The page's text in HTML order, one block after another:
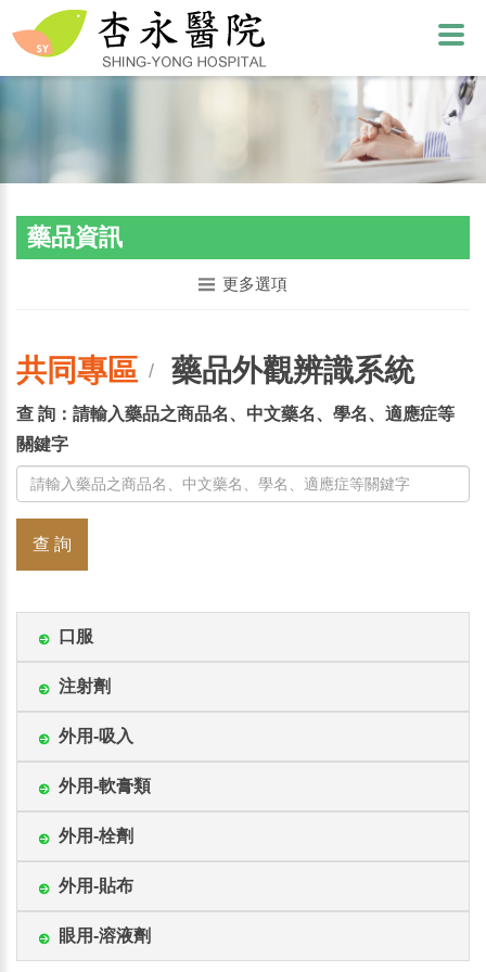
藥品資訊
更多選項
共同專區 / 藥品外觀辨識系統
查 詢：請輸入藥品之商品名、中文藥名、學名、適應症等
關鍵字
查 詢
口服
注射劑
外用-吸入
外用-軟膏類
外用-栓劑
外用-貼布
眼用-溶液劑